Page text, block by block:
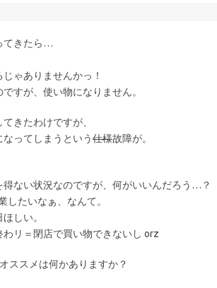
てきたら…
ゃありませんかっ！
すが、使い物になりません。
きたわけですが、
なってしまうという仕様故障が。
ない状況なのですが、何がいいんだろう…？
したいなぁ、なんて。
しい。
リ＝閉店で買い物できないし orz
ススメは何かありますか？